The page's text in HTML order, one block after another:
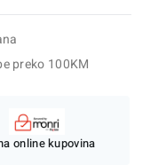
preko 100KM
online kupovina